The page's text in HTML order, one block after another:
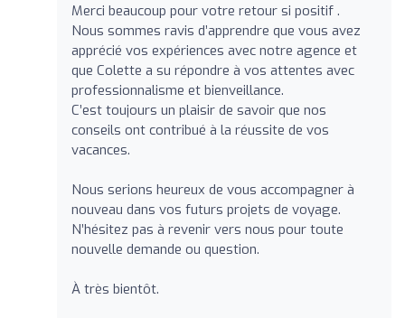
Merci beaucoup pour votre retour si positif .
Nous sommes ravis d’apprendre que vous avez
apprécié vos expériences avec notre agence et
que Colette a su répondre à vos attentes avec
professionnalisme et bienveillance.
C’est toujours un plaisir de savoir que nos
conseils ont contribué à la réussite de vos
vacances.
Nous serions heureux de vous accompagner à
nouveau dans vos futurs projets de voyage.
N’hésitez pas à revenir vers nous pour toute
nouvelle demande ou question.
À très bientôt.